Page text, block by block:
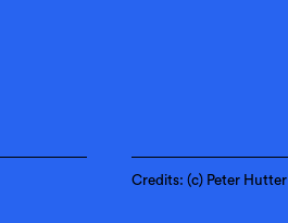
Credits: (c) Peter Hutter